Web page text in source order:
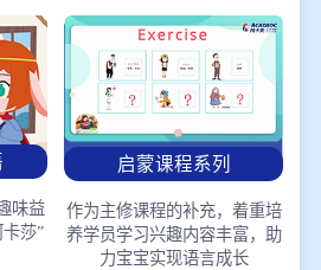
味益
莎”
启蒙课程系列
作为主修课程的补充，着重培
养学员学习兴趣内容丰富，助
力宝宝实现语言成长